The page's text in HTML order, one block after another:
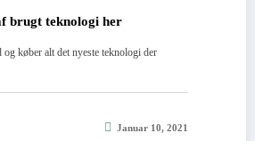
brugt teknologi her
og køber alt det nyeste teknologi der
Januar 10, 2021